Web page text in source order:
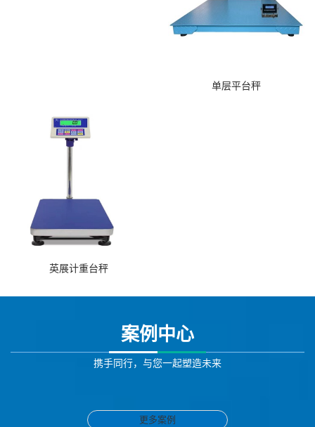
单层平台秤
英展计重台秤
案例中心
携手同行，与您一起塑造未来
更多案例